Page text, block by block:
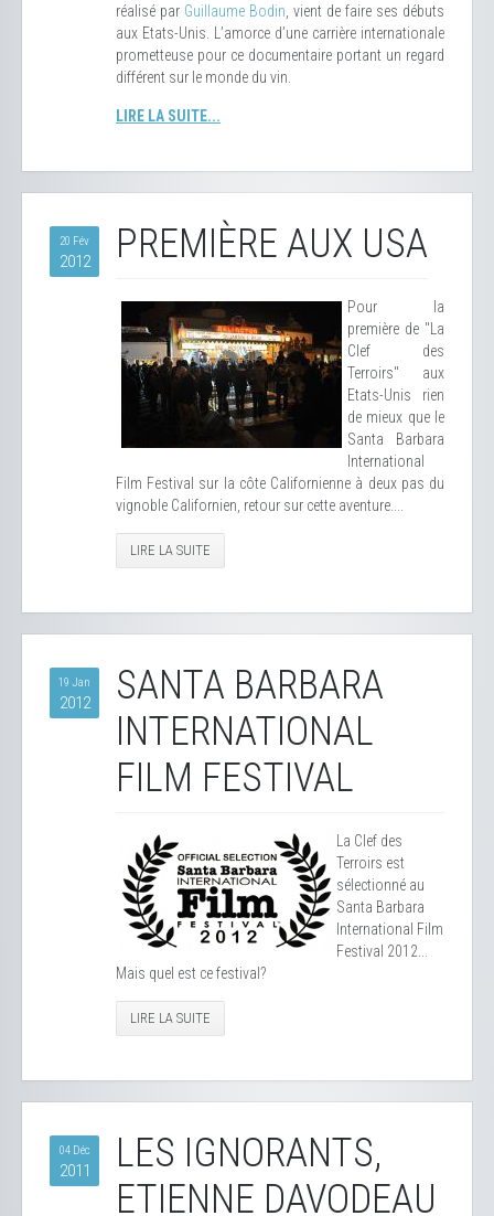
réalisé par Guillaume Bodin , vient de faire ses débuts
aux Etats-Unis. L’amorce d’une carrière internationale
prometteuse pour ce documentaire portant un regard
différent sur le monde du vin.
LIRE LA SUITE...
20 Fév
2012 PREMIÈRE AUX USA
Pour la
première de "La
Clef des
Terroirs" aux
Etats-Unis rien
de mieux que le
Santa Barbara
International
Film Festival sur la côte Californienne à deux pas du
vignoble Californien, retour sur cette aventure....
LIRE LA SUITE
19 Jan
2012
SANTA BARBARA
INTERNATIONAL
FILM FESTIVAL
La Clef des
Terroirs est
sélectionné au
Santa Barbara
International Film
Festival 2012...
Mais quel est ce festival?
LIRE LA SUITE
04 Déc
2011
LES IGNORANTS,
ETIENNE DAVODEAU